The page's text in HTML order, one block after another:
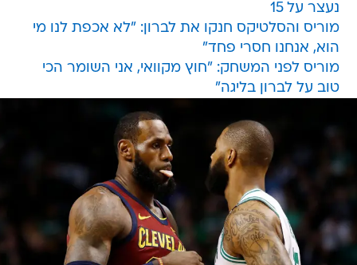
נעצר על 15
מוריס והסלטיקס חנקו את לברון: "לא אכפת לנו מי
הוא, אנחנו חסרי פחד"
מוריס לפני המשחק: "חוץ מקוואי, אני השומר הכי
טוב על לברון בליגה"